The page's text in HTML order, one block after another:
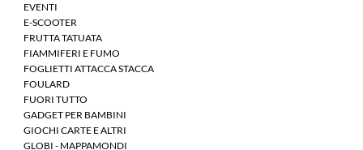
EVENTI
E-SCOOTER
FRUTTA TATUATA
FIAMMIFERI E FUMO
FOGLIETTI ATTACCA STACCA
FOULARD
FUORI TUTTO
GADGET PER BAMBINI
GIOCHI CARTE E ALTRI
GLOBI - MAPPAMONDI